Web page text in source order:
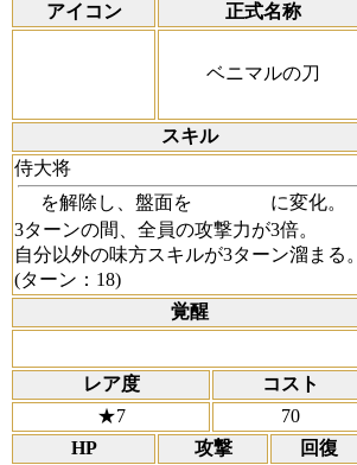
アイコン 正式名称
ベニマルの刀
スキル
侍大将
を解除し、盤面を
に変化。
3ターンの間、全員の攻撃力が3倍。
自分以外の味方スキルが3ターン溜まる。
(ターン：18)
覚醒
レア度
コスト
★7
70
HP
攻撃
回復